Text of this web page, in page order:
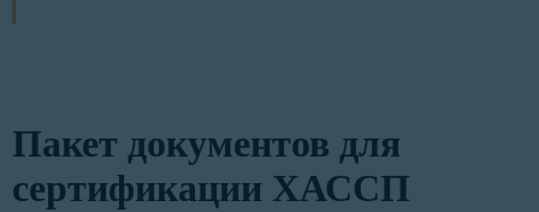
Пакет документов для
сертификации ХАССП